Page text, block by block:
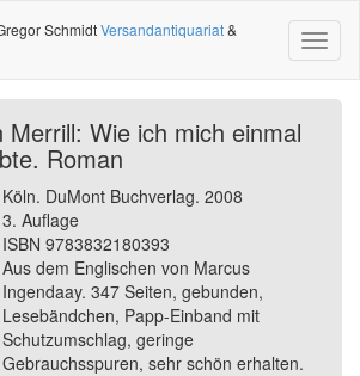
SchmidtVersandantiquariat&
Merrill: Wie ich mich einmal
Roman
Köln. DuMont Buchverlag. 2008
3. Auflage
ISBN 9783832180393
Aus dem Englischen von Marcus
Ingendaay. 347 Seiten, gebunden,
Lesebändchen, Papp-Einband mit
Schutzumschlag, geringe
Gebrauchsspuren, sehr schön erhalten.